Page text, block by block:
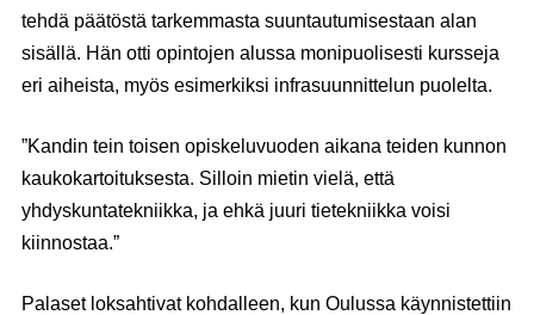
tehdä päätöstä tarkemmasta suuntautumisestaan alan
sisällä. Hän otti opintojen alussa monipuolisesti kursseja
eri aiheista, myös esimerkiksi infrasuunnittelun puolelta.
”Kandin tein toisen opiskeluvuoden aikana teiden kunnon
kaukokartoituksesta. Silloin mietin vielä, että
yhdyskuntatekniikka, ja ehkä juuri tietekniikka voisi
kiinnostaa.”
Palaset loksahtivat kohdalleen, kun Oulussa käynnistettiin